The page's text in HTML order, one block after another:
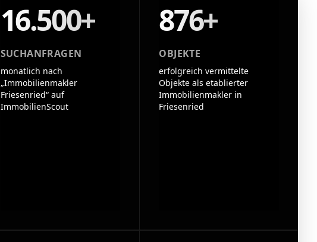
16.500+
SUCHANFRAGEN
monatlich nach
„Immobilienmakler
Friesenried“ auf
ImmobilienScout
876+
OBJEKTE
erfolgreich vermittelte
Objekte als etablierter
Immobilienmakler in
Friesenried